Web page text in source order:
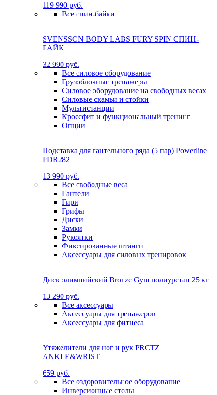
119 990 руб.
Все спин-байки
SVENSSON BODY LABS FURY SPIN СПИН-
БАЙК
32 990 руб.
Все силовое оборудование
Грузоблочные тренажеры
Силовое оборудование на свободных весах
Силовые скамьи и стойки
Мультистанции
Кроссфит и функциональный тренинг
Опции
Подставка для гантельного ряда (5 пар) Powerline
PDR282
13 990 руб.
Все свободные веса
Гантели
Гири
Грифы
Диски
Замки
Рукоятки
Фиксированные штанги
Аксессуары для силовых тренировок
Диск олимпийский Bronze Gym полиуретан 25 кг
13 290 руб.
Все аксессуары
Аксессуары для тренажеров
Аксессуары для фитнеса
Утяжелители для ног и рук PRCTZ
ANKLE&WRIST
659 руб.
Все оздоровительное оборудование
Инверсионные столы